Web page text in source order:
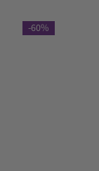
-60%